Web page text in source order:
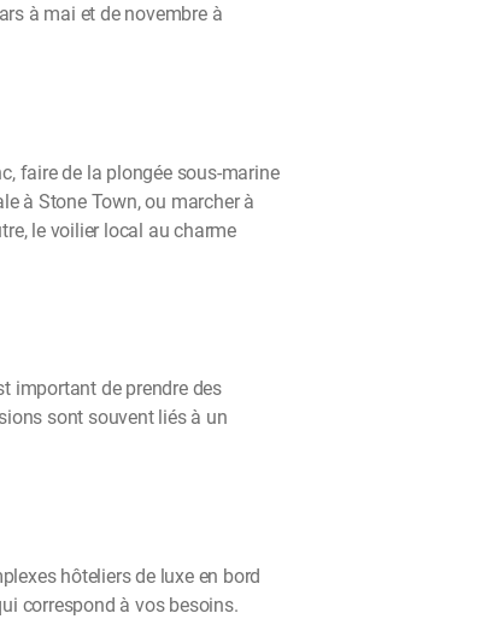
à mai et de novembre à
faire de la plongée sous-marine
à Stone Town, ou marcher à
le voilier local au charme
important de prendre des
sont souvent liés à un
hôteliers de luxe en bord
correspond à vos besoins.